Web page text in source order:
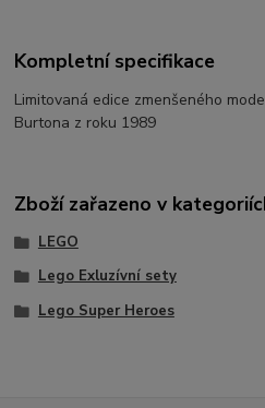
Kompletní specifikace
Limitovaná edice zmenšeného
Burtona z roku 1989
Zboží zařazeno v
LEGO
Lego Exluzívní sety
Lego Super Heroes